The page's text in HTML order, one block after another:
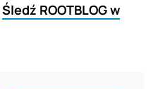
Śledź ROOTBLOG w